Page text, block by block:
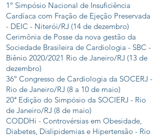
1º Simpósio Nacional de Insuficiência
Cardíaca com Fração de Ejeção Preservada
- DEIC - Niterói/RJ (14 de dezembro)
Cerimônia de Posse da nova gestão da
Sociedade Brasileira de Cardiologia - SBC -
Biênio 2020/2021 Rio de Janeiro/RJ (13 de
dezembro)
36º Congresso de Cardiologia da SOCERJ -
Rio de Janeiro/RJ (8 a 10 de maio)
20ª Edição do Simpósio da SOCIERJ - Rio
de Janeiro/RJ (8 de maio)
CODDHi - Controvérsias em Obesidade,
Diabetes, Dislipidemias e Hipertensão - Rio